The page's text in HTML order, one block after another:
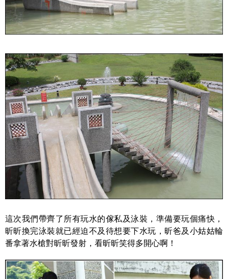
這次我們帶齊了所有玩水的傢私及泳裝，準備要玩個痛快，
昕昕換完泳裝就已經迫不及待想要下水玩，昕爸及小姑姑輪
番拿著水槍對昕昕發射，看昕昕笑得多開心啊！